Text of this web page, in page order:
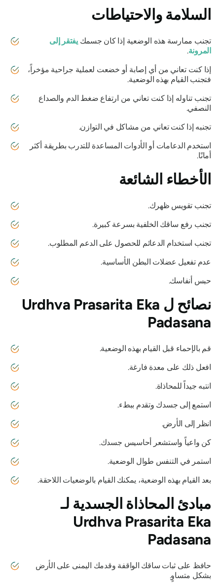
السلامة والاحتياطات
تجنب ممارسة هذه الوضعية إذا كان جسمكيفتقر إلى
المرونة.
إذا كنت تعاني من أي إصابة أو خضعت لعملية جراحية مؤخراً،
فتجنب القيام بهذه الوضعية.
تجنب تناوله إذا كنت تعاني من ارتفاع ضغط الدم والصداع
النصفي.
تجنبه إذا كنت تعاني من مشاكل في التوازن.
استخدم الدعامات أو الأدوات المساعدة للتدرب بطريقة أكثر
أمانًا.
الأخطاء الشائعة
تجنب تقويس ظهرك.
تجنب رفع ساقك الخلفية بسرعة كبيرة.
تجنب استخدام الدعائم للحصول على الدعم المطلوب.
عدم تفعيل عضلات البطن الأساسية.
حبس أنفاسك.
نصائح لUrdhva Prasarita Eka
Padasana
قم بالإحماء قبل القيام بهذه الوضعية.
افعل ذلك على معدة فارغة.
انتبه جيداً للمحاذاة.
استمع إلى جسدك وتقدم ببطء.
انظر إلى الأرض.
كن واعياً واستشعر أحاسيس جسدك.
استمر في التنفس طوال الوضعية.
بعد القيام بهذه الوضعية، يمكنك القيام بالوضعيات اللاحقة.
مبادئ المحاذاة الجسدية لـ
Urdhva Prasarita Eka
Padasana
حافظ على ثبات ساقك الواقفة وقدمك اليمنى على الأرض
بشكل متساوٍ.